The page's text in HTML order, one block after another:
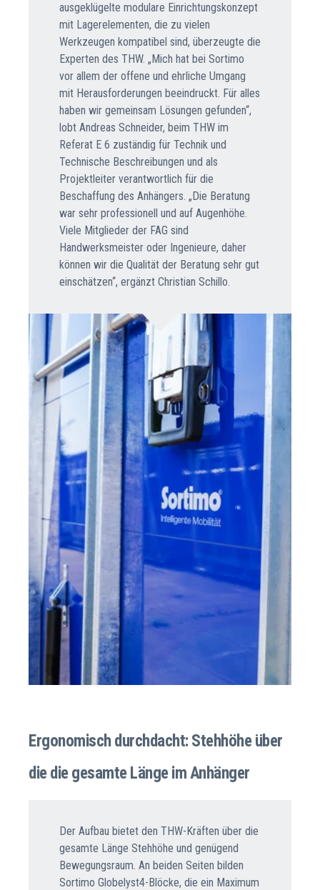
ausgeklügelte modulare Einrichtungskonzept
mit Lagerelementen, die zu vielen
Werkzeugen kompatibel sind, überzeugte die
Experten des THW. „Mich hat bei Sortimo
vor allem der offene und ehrliche Umgang
mit Herausforderungen beeindruckt. Für alles
haben wir gemeinsam Lösungen gefunden“,
lobt Andreas Schneider, beim THW im
Referat E 6 zuständig für Technik und
Technische Beschreibungen und als
Projektleiter verantwortlich für die
Beschaffung des Anhängers. „Die Beratung
war sehr professionell und auf Augenhöhe.
Viele Mitglieder der FAG sind
Handwerksmeister oder Ingenieure, daher
können wir die Qualität der Beratung sehr gut
einschätzen“, ergänzt Christian Schillo.
Ergonomisch durchdacht: Stehhöhe über
die die gesamte Länge im Anhänger
Der Aufbau bietet den THW-Kräften über die
gesamte Länge Stehhöhe und genügend
Bewegungsraum. An beiden Seiten bilden
Sortimo Globelyst4-Blöcke, die ein Maximum